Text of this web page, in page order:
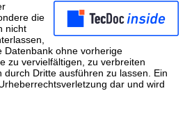
die
nicht
Datenbank ohne vorherige
zu vervielfältigen, zu verbreiten
Dritte ausführen zu lassen. Ein
dar und wird